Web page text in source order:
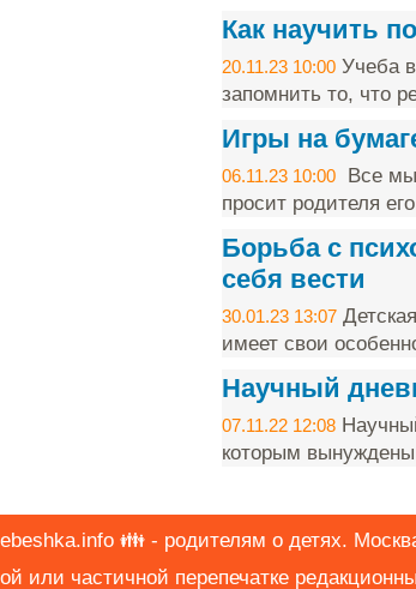
Как научить
20.11.23 10:00Учеба в
запомнить то, что
Игры на
06.11.23 10:00Все мы
просит родителя
Борьба с
себя вести
30.01.23 13:07
имеет свои
Научный
07.11.22 12:08
которым
👪 - родителям о детях.
или частичной перепечатке